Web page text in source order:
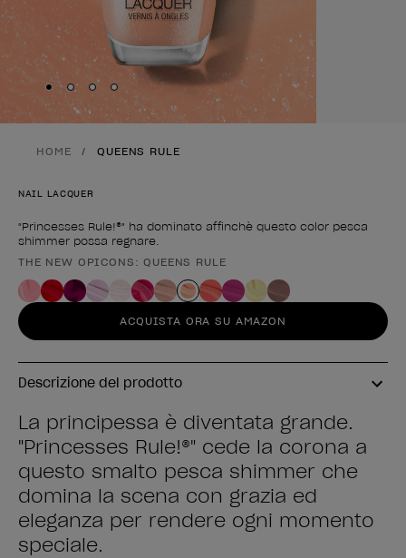
Skip to slide
Skip to slide
Skip to slide
Skip to slide 4
HOME QUEENS RULE
NAIL LACQUER
"Princesses Rule!®" ha dominato affinchè questo color pesca
shimmer possa regnare.
Forma del prodotto
THE NEW OPICONS: QUEENS RULE
ACQUISTA ORA SU AMAZON
Descrizione del prodotto
La principessa è diventata grande.
"Princesses Rule!®" cede la corona a
questo smalto pesca shimmer che
domina la scena con grazia ed
eleganza per rendere ogni momento
speciale.